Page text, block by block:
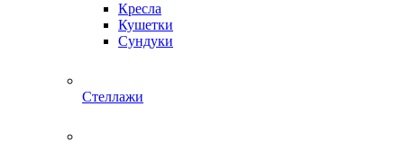
Кресла
Кушетки
Сундуки
Стеллажи